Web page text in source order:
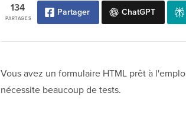
PARTAGES
134 Partager ChatGPT
Vous avez un formulaire HTML prêt à
nécessite beaucoup de tests.